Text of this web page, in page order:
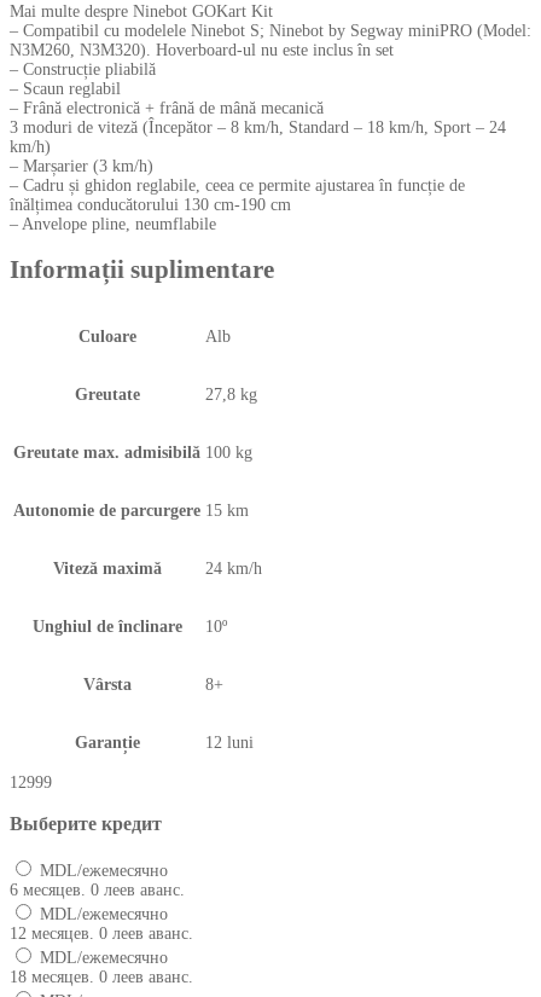
Mai multe despre Ninebot GOKart Kit
– Compatibil cu modelele Ninebot S; Ninebot by Segway miniPRO (Model:
N3M260, N3M320). Hoverboard-ul nu este inclus în set
– Construcție pliabilă
– Scaun reglabil
– Frână electronică + frână de mână mecanică
3 moduri de viteză (Începător – 8 km/h, Standard – 18 km/h, Sport – 24
km/h)
– Marșarier (3 km/h)
– Cadru și ghidon reglabile, ceea ce permite ajustarea în funcție de
înălțimea conducătorului 130 cm-190 cm
– Anvelope pline, neumflabile
Informații suplimentare
Culoare Alb
Greutate 27,8 kg
Greutate max. admisibilă 100 kg
Autonomie de parcurgere 15 km
Viteză maximă 24 km/h
Unghiul de înclinare 10º
Vârsta 8+
Garanție 12 luni
12999
Выберите кредит
MDL/ежемесячно
6 месяцев. 0 леев аванс.
MDL/ежемесячно
12 месяцев. 0 леев аванс.
MDL/ежемесячно
18 месяцев. 0 леев аванс.